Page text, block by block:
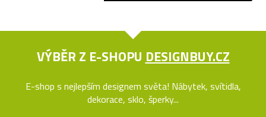
VÝBĚR Z E-SHOPU DESIGNBUY.CZ
E-shop s nejlepším designem světa! Nábytek, svítidla,
dekorace, sklo, šperky...